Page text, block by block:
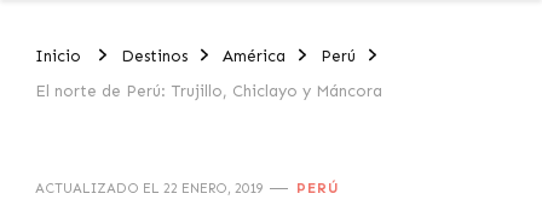
Inicio Destinos América
Perú
El norte de Perú: Trujillo, Chiclayo y Máncora
ACTUALIZADO EL 22 ENERO, 2019 PERÚ